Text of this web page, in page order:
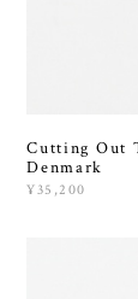
Cutting Out
Denmark
¥35,200